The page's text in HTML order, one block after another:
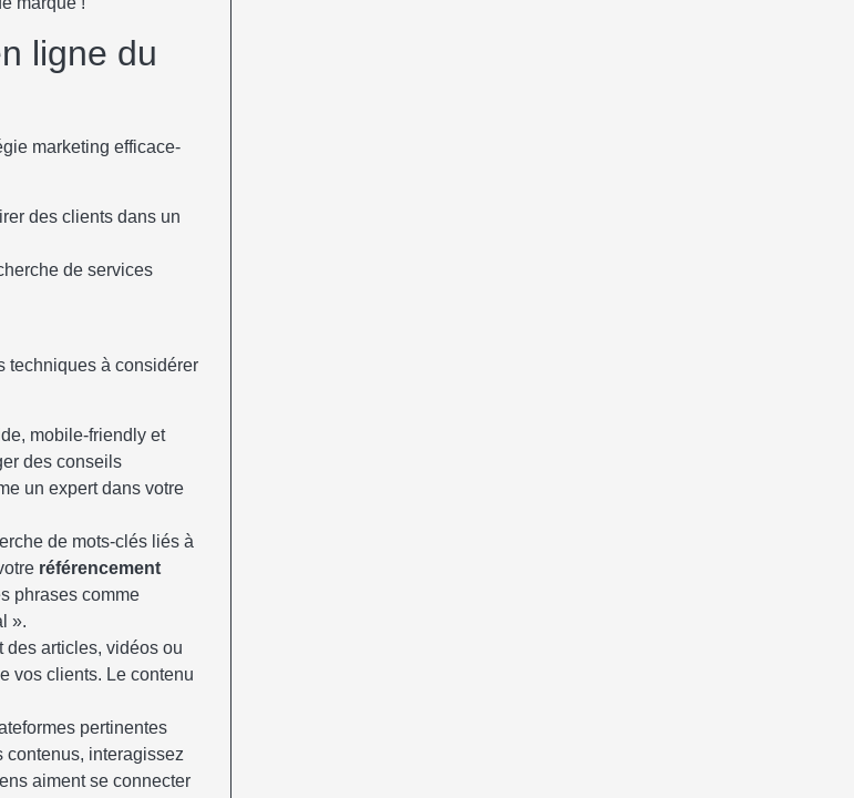
ligne du
des clients dans un
de services
techniques à considérer
mobile-friendly et
des conseils
un expert dans votre
de mots-clés liés à
référencement
phrases comme
».
des articles, vidéos ou
vos clients. Le contenu
pertinentes
contenus, interagissez
aiment se connecter